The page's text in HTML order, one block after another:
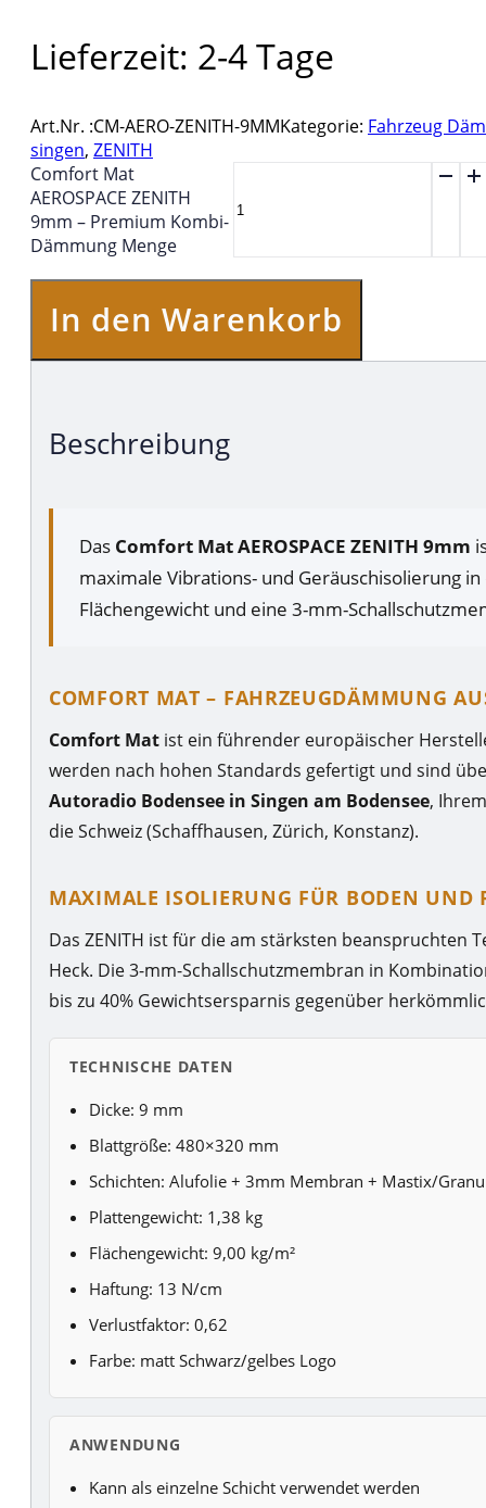
Lieferzeit: 2-4 Tage
Art.Nr. :CM-AERO-ZENITH-9MMKategorie: Fahrzeug
singen, ZENITH
Comfort Mat
AEROSPACE ZENITH
9mm – Premium Kombi-
Dämmung Menge
In den Warenkorb
Beschreibung
Das Comfort Mat AEROSPACE ZENITH 9mm
maximale Vibrations- und Geräuschisolierung
Flächengewicht und eine 3-mm-
COMFORT MAT – FAHRZEUGDÄMMUNG
Comfort Mat ist ein führender europäischer
werden nach hohen Standards gefertigt und sind
Autoradio Bodensee in Singen am Bodensee,
die Schweiz (Schaffhausen, Zürich, Konstanz).
MAXIMALE ISOLIERUNG FÜR BODEN UND
Das ZENITH ist für die am stärksten beanspruchten
Heck. Die 3-mm-Schallschutzmembran in
bis zu 40% Gewichtsersparnis gegenüber
TECHNISCHE DATEN
Dicke: 9 mm
Blattgröße: 480×320 mm
Schichten: Alufolie + 3mm Membran + Mastix/
Plattengewicht: 1,38 kg
Flächengewicht: 9,00 kg/m²
Haftung: 13 N/cm
Verlustfaktor: 0,62
Farbe: matt Schwarz/gelbes Logo
ANWENDUNG
Kann als einzelne Schicht verwendet werden